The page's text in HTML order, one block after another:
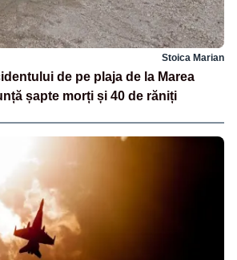
Stoica Marian
de pe plaja de la Marea
șapte morți și 40 de răniți